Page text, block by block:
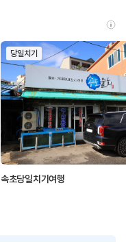
당일치기
속초당일치기여행